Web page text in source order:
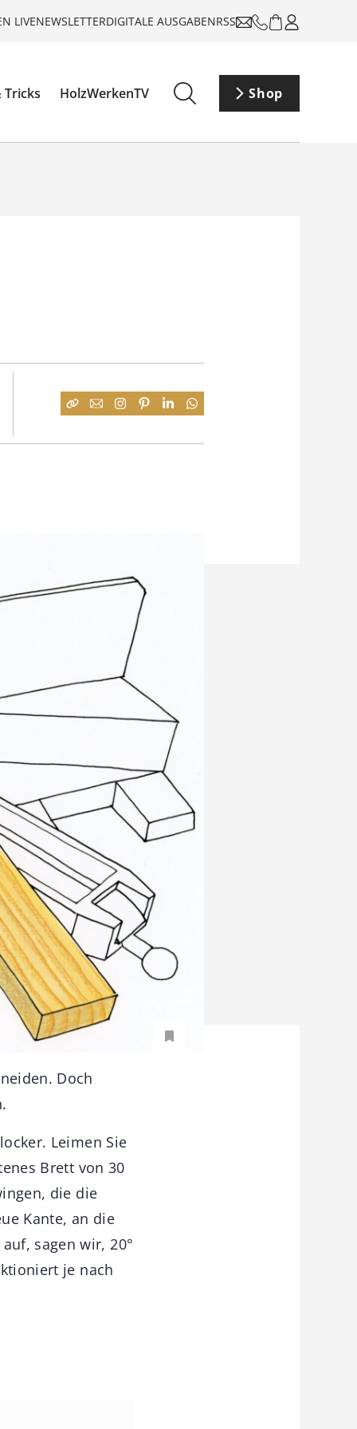
LIVENEWSLETTERDIGITALE AUSGABENRSS
Tricks HolzWerkenTV Shop
Doch
Leimen Sie
Brett von 30
die die
Kante, an die
sagen wir, 20°
je nach